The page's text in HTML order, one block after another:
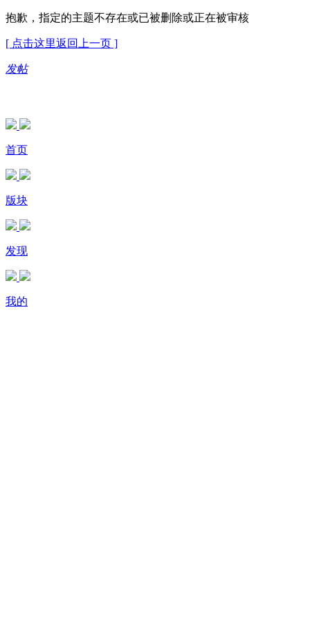
抱歉，指定的主题不存在或已被删除或正在被审核
[ 点击这里返回上一页 ]
发帖
首页
版块
发现
我的